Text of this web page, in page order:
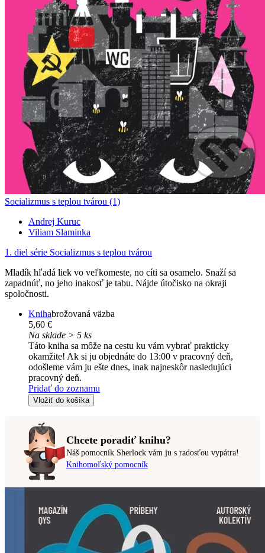
Socializmus s teplou tvárou (1)
Andrej Kuruc
Viliam Slaminka
1. diel série Socializmus s teplou tvárou
Mladík hľadá liek vo veľkomeste, no cíti sa osamelo. Snaží sa
zapadnúť, no jeho inakosť je tabu. Nájde útočisko na okraji
spoločnosti.
Knihabrožovaná väzba
5,60 €
Na sklade > 5 ks
Táto kniha sa môže na cestu ku vám vybrať prakticky
okamžite! Ak si ju objednáte do 13:00 v pracovný deň,
odošleme vám ju ešte dnes, inak najneskôr nasledujúci
pracovný deň.
Pridať do zoznamu
Vložiť do košíka
Chcete poradiť knihu?
Náš pomocník Sherlock vám ju s radosťou vypátra!
Knihomoľský pomocník